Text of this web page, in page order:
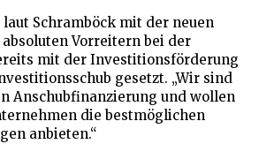
Schramböck mit der neuen
Vorreitern bei der
mit der Investitionsförderung
gesetzt. „Wir sind
Anschubfinanzierung und wollen
die bestmöglichen
anbieten.“